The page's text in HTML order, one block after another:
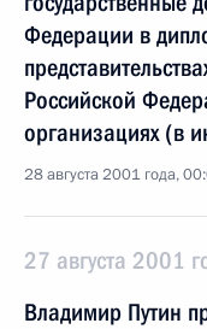
Федерации в
Российской
организациях (в
28 августа 2001 года,
27 августа 2001
Владимир Путин